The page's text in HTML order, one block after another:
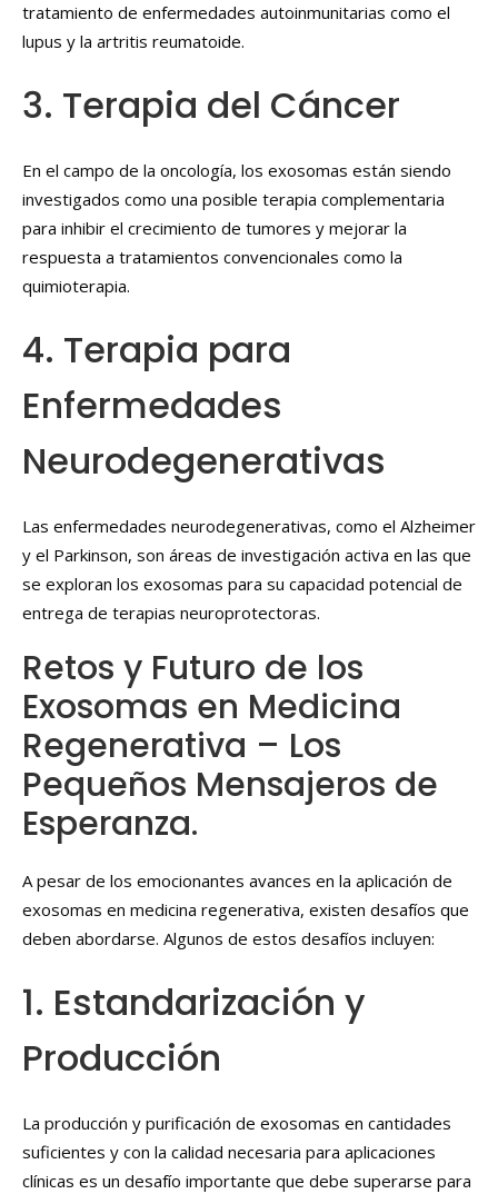
tratamiento de enfermedades autoinmunitarias como el
lupus y la artritis reumatoide.
3. Terapia del Cáncer
En el campo de la oncología, los exosomas están siendo
investigados como una posible terapia complementaria
para inhibir el crecimiento de tumores y mejorar la
respuesta a tratamientos convencionales como la
quimioterapia.
4. Terapia para
Enfermedades
Neurodegenerativas
Las enfermedades neurodegenerativas, como el Alzheimer
y el Parkinson, son áreas de investigación activa en las que
se exploran los exosomas para su capacidad potencial de
entrega de terapias neuroprotectoras.
Retos y Futuro de los
Exosomas en Medicina
Regenerativa – Los
Pequeños Mensajeros de
Esperanza.
A pesar de los emocionantes avances en la aplicación de
exosomas en medicina regenerativa, existen desafíos que
deben abordarse. Algunos de estos desafíos incluyen:
1. Estandarización y
Producción
La producción y purificación de exosomas en cantidades
suficientes y con la calidad necesaria para aplicaciones
clínicas es un desafío importante que debe superarse para